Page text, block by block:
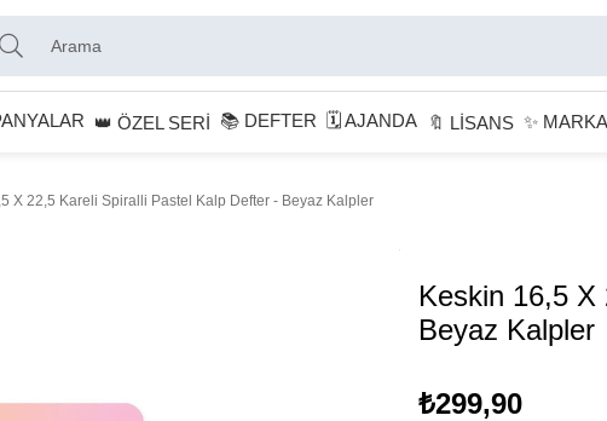
👑 ÖZEL SERİ 📚 DEFTER 🗓 AJANDA 🔖 LİSANS ✨
X 22,5 Kareli Spiralli Pastel Kalp Defter - Beyaz Kalpler
Keskin 16,5
Beyaz Kalpler
₺299,90